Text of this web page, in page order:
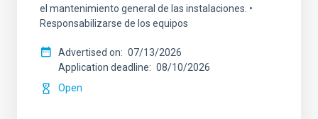
el mantenimiento general de las instalaciones. •
Responsabilizarse de los equipos
Advertised on
07/13/2026
Application deadline
08/10/2026
Open